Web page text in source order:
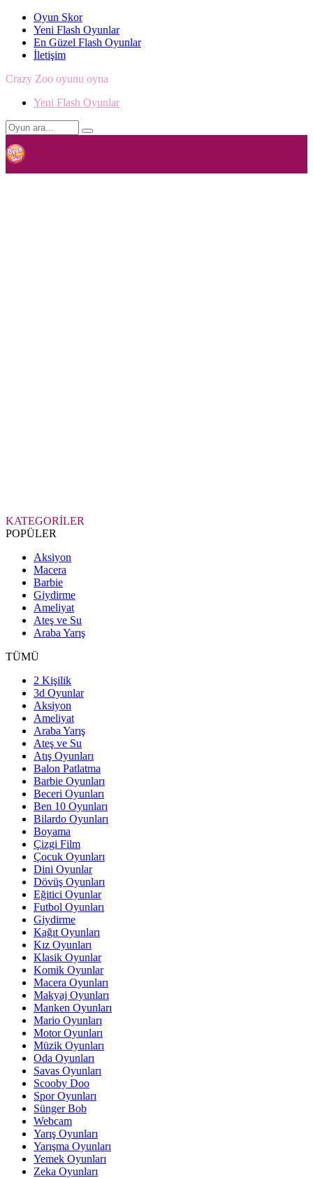
Oyun Skor
Yeni Flash Oyunlar
En Güzel Flash Oyunlar
İletişim
Crazy Zoo oyunu oyna
Yeni Flash Oyunlar
KATEGORİLER
POPÜLER
Aksiyon
Macera
Barbie
Giydirme
Ameliyat
Ateş ve Su
Araba Yarış
TÜMÜ
2 Kişilik
3d Oyunlar
Aksiyon
Ameliyat
Araba Yarış
Ateş ve Su
Atış Oyunları
Balon Patlatma
Barbie Oyunları
Beceri Oyunları
Ben 10 Oyunları
Bilardo Oyunları
Boyama
Çizgi Film
Çocuk Oyunları
Dini Oyunlar
Dövüş Oyunları
Eğitici Oyunlar
Futbol Oyunları
Giydirme
Kağıt Oyunları
Kız Oyunları
Klasik Oyunlar
Komik Oyunlar
Macera Oyunları
Makyaj Oyunları
Manken Oyunları
Mario Oyunları
Motor Oyunları
Müzik Oyunları
Oda Oyunları
Savas Oyunları
Scooby Doo
Spor Oyunları
Sünger Bob
Webcam
Yarış Oyunları
Yarışma Oyunları
Yemek Oyunları
Zeka Oyunları